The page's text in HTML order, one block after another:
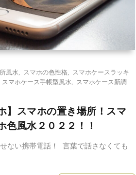
風水
スマホの色性格
スマホケースラッキ
スマホケース手帳型風水
スマホケース新調
】スマホの置き場所！スマ
色風水２０２２！！
ない携帯電話！ 言葉で話さなくても